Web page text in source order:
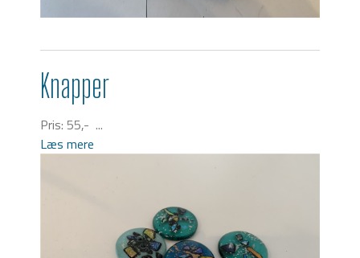
Knapper
Pris: 55,- ...
Læs mere